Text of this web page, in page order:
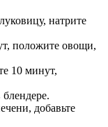
натрите
положите овощи,
10 минут,
добавьте